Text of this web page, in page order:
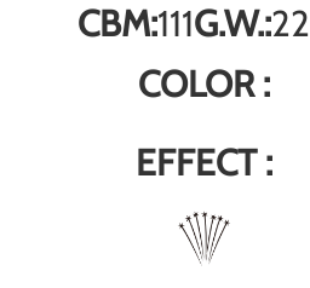
CBM:111G.W.:
COLOR :
EFFECT :